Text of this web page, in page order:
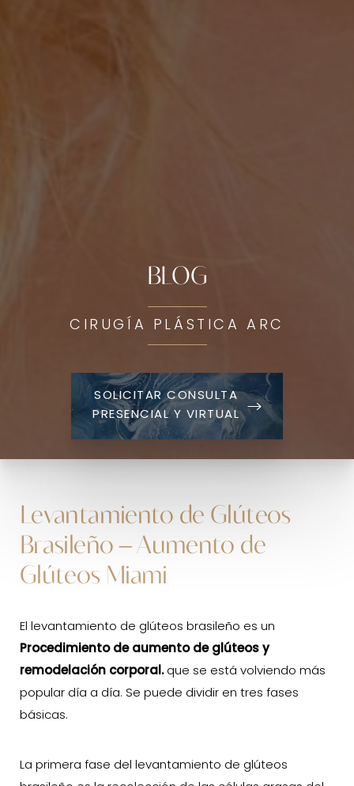
BLOG
CIRUGÍA PLÁSTICA ARC
SOLICITAR CONSULTA
PRESENCIAL Y VIRTUAL
Levantamiento de Glúteos
Brasileño – Aumento de
Glúteos Miami
El levantamiento de glúteos brasileño es un
Procedimiento de aumento de glúteos y
remodelación corporal.que se está volviendo más
popular día a día. Se puede dividir en tres fases
básicas.
La primera fase del levantamiento de glúteos